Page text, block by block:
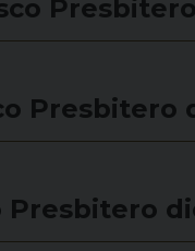
Presbitero
Presbitero